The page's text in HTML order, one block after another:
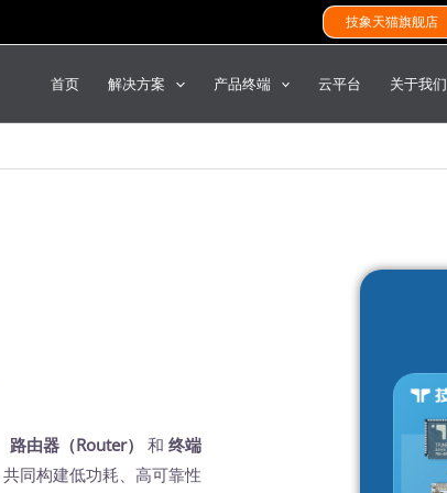
技象天猫旗舰店
首页 解决方案 产品终端 云平台 关于我们
路由器（Router） 和终端
同构建低功耗、高可靠性